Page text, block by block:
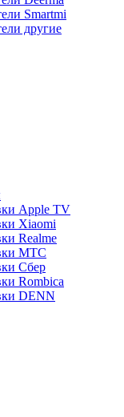
Smartmi
другие
Apple TV
Xiaomi
Realme
МТС
Сбер
Rombica
DENN